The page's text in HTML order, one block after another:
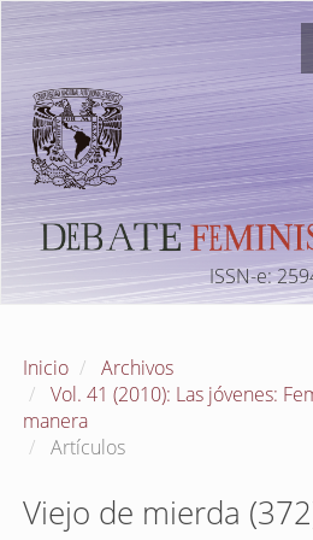
Navegación
principal
Contenido
principal
Barra
lateral
ISSN-e:
Inicio
Archivos
Vol. 41 (2010): Las jóvenes:
manera
Artículos
Viejo de mierda